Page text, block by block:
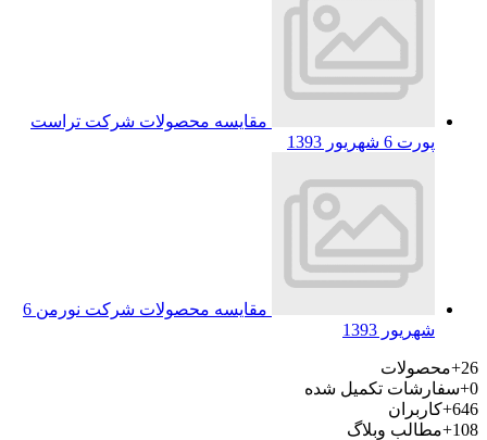
مقایسه محصولات شرکت تراست
پورت 6 شهریور 1393
مقایسه محصولات شرکت نورمن 6
شهریور 1393
26+
محصولات
0+ سفارشات تکمیل شده
646+ کاربران
108+
مطالب وبلاگ